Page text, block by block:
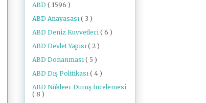
ABD ( 1596 )
ABD Anayasası ( 3 )
ABD Deniz Kuvvetleri ( 6 )
ABD Devlet Yapısı ( 2 )
ABD Donanması ( 5 )
ABD Dış Politikası ( 4 )
ABD Nükleer Duruş İncelemesi
( 8 )